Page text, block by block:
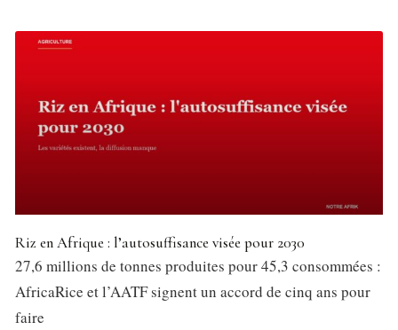
Riz en Afrique : l’autosuffisance visée pour 2030
27,6 millions de tonnes produites pour 45,3 consommées :
AfricaRice et l’AATF signent un accord de cinq ans pour
faire